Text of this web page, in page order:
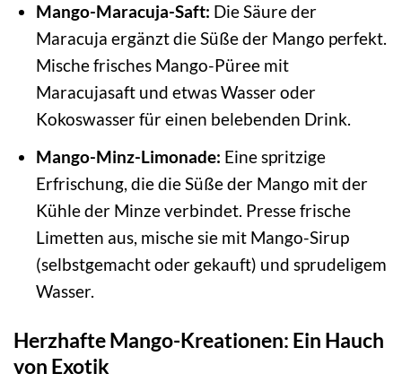
Mango-Maracuja-Saft: Die Säure der
Maracuja ergänzt die Süße der Mango perfekt.
Mische frisches Mango-Püree mit
Maracujasaft und etwas Wasser oder
Kokoswasser für einen belebenden Drink.
Mango-Minz-Limonade: Eine spritzige
Erfrischung, die die Süße der Mango mit der
Kühle der Minze verbindet. Presse frische
Limetten aus, mische sie mit Mango-Sirup
(selbstgemacht oder gekauft) und sprudeligem
Wasser.
Herzhafte Mango-Kreationen: Ein Hauch
von Exotik